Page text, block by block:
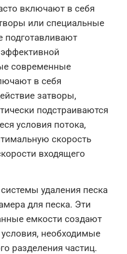
включают в себя
или специальные
подготавливают
современные
в себя
затворы,
подстраиваются
условия потока,
скорость
входящего
удаления песка
для песка. Эти
емкости создают
необходимые
разделения частиц.